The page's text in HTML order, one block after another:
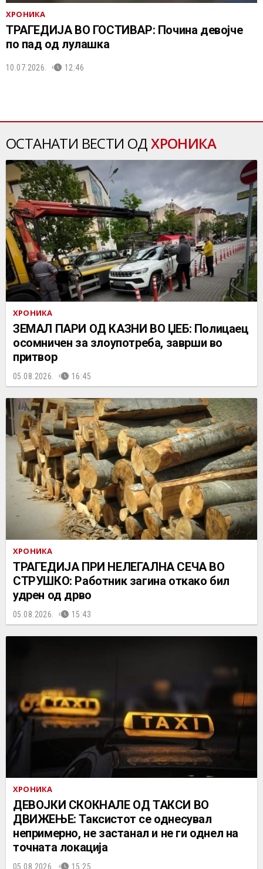
ХРОНИКА
ТРАГЕДИЈА ВО ГОСТИВАР: Почина девојче
по пад од лулашка
10.07.2026. 12:46
ОСТАНАТИ ВЕСТИ ОДХРОНИКА
ХРОНИКА
ЗЕМАЛ ПАРИ ОД КАЗНИ ВО ЏЕБ: Полицаец
осомничен за злоупотреба, заврши во
притвор
05.08.2026. 16:45
ХРОНИКА
ТРАГЕДИЈА ПРИ НЕЛЕГАЛНА СЕЧА ВО
СТРУШКО: Работник загина откако бил
удрен од дрво
05.08.2026. 15:43
ХРОНИКА
ДЕВОЈКИ СКОКНАЛЕ ОД ТАКСИ ВО
ДВИЖЕЊЕ: Таксистот се однесувал
непримерно, не застанал и не ги однел на
точната локација
05.08.2026. 15:25